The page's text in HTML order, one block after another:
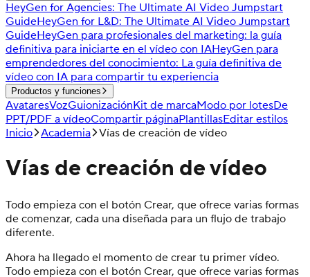
HeyGen for Agencies: The Ultimate AI Video Jumpstart
GuideHeyGen for L&D: The Ultimate AI Video Jumpstart
GuideHeyGen para profesionales del marketing: la guía
definitiva para iniciarte en el vídeo con IAHeyGen para
emprendedores del conocimiento: La guía definitiva de
vídeo con IA para compartir tu experiencia
Productos y funciones
AvataresVozGuionizaciónKit de marcaModo por lotesDe
PPT/PDF a vídeoCompartir páginaPlantillasEditar estilos
Inicio Academia Vías de creación de vídeo
Vías de creación de vídeo
Todo empieza con el botón Crear, que ofrece varias formas
de comenzar, cada una diseñada para un flujo de trabajo
diferente.
Ahora ha llegado el momento de crear tu primer vídeo.
Todo empieza con el botón Crear, que ofrece varias formas